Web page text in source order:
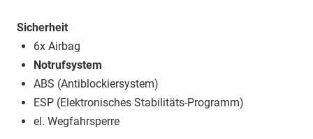
Sicherheit
6x Airbag
Notrufsystem
ABS (Antiblockiersystem)
ESP (Elektronisches Stabilitäts-Programm)
el. Wegfahrsperre